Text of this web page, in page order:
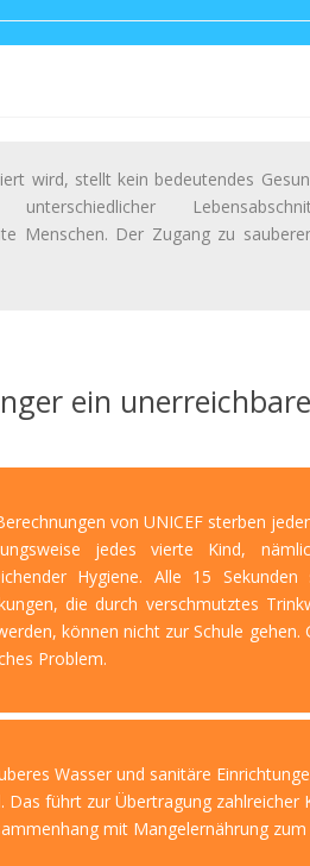
wird, stellt kein bedeutendes
unterschiedlicher
Menschen. Der Zugang zu
ein
von UNICEF sterben
jedes vierte Kind,
Hygiene. Alle 15
die durch verschmutztes
können nicht zur Schule
Problem.
Wasser und sanitäre
Das führt zur Übertragung
mit Mangelernährung zum